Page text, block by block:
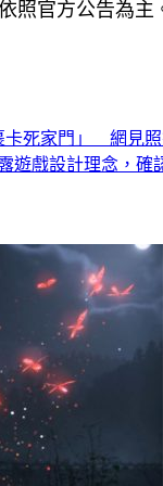
照官方公告為主
卡死家門」 網見照
遊戲設計理念，確